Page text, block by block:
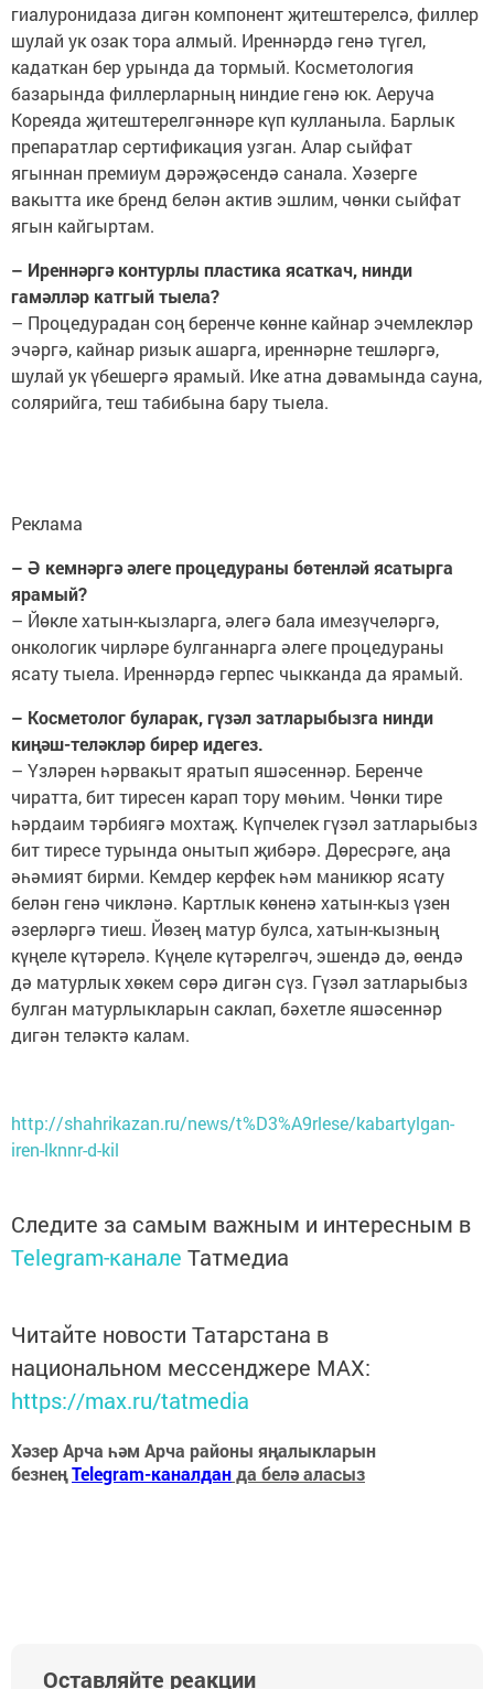
гиалуронидаза дигән компонент җитештерелсә, филлер
шулай ук озак тора алмый. Иреннәрдә генә түгел,
кадаткан бер урында да тормый. Косметология
базарында филлерларның ниндие генә юк. Аеруча
Кореяда җитештерелгәннәре күп кулланыла. Барлык
препаратлар сертификация узган. Алар сыйфат
ягыннан премиум дәрәҗәсендә санала. Хәзерге
вакытта ике бренд белән актив эшлим, чөнки сыйфат
ягын кайгыртам.
– Иреннәргә контурлы пластика ясаткач, нинди
гамәлләр катгый тыела?
– Процедурадан соң беренче көнне кайнар эчемлекләр
эчәргә, кайнар ризык ашарга, иреннәрне тешләргә,
шулай ук үбешергә ярамый. Ике атна дәвамында сауна,
солярийга, теш табибына бару тыела.
Реклама
– Ә кемнәргә әлеге процедураны бөтенләй ясатырга
ярамый?
– Йөкле хатын-кызларга, әлегә бала имезүчеләргә,
онкологик чирләре булганнарга әлеге процедураны
ясату тыела. Иреннәрдә герпес чыкканда да ярамый.
– Косметолог буларак, гүзәл затларыбызга нинди
киңәш-теләкләр бирер идегез.
– Үзләрен һәрвакыт яратып яшәсеннәр. Беренче
чиратта, бит тиресен карап тору мөһим. Чөнки тире
һәрдаим тәрбиягә мохтаҗ. Күпчелек гүзәл затларыбыз
бит тиресе турында онытып җибәрә. Дөресрәге, аңа
әһәмият бирми. Кемдер керфек һәм маникюр ясату
белән генә чикләнә. Картлык көненә хатын-кыз үзен
әзерләргә тиеш. Йөзең матур булса, хатын-кызның
күңеле күтәрелә. Күңеле күтәрелгәч, эшендә дә, өендә
дә матурлык хөкем сөрә дигән сүз. Гүзәл затларыбыз
булган матурлыкларын саклап, бәхетле яшәсеннәр
дигән теләктә калам.
http://shahrikazan.ru/news/t%D3%A9rlese/kabartylgan-
iren-lknnr-d-kil
Следите за самым важным и интересным в
Telegram-канале Татмедиа
Читайте новости Татарстана в
национальном мессенджере MАХ:
https://max.ru/tatmedia
Хәзер Арча һәм Арча районы яңалыкларын
безнеңTelegram-каналданда белә аласыз
Оставляйте реакции